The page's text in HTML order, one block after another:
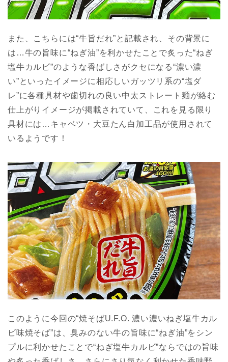
また、こちらには“牛旨だれ”と記載され、その背景に
は…牛の旨味に“ねぎ油”を利かせたことで炙った“ねぎ
塩牛カルビ”のような香ばしさがクセになる“濃い濃
い”といったイメージに相応しいガッツリ系の“塩ダ
レ”に各種具材や歯切れの良い中太ストレート麺が絡む
仕上がりイメージが掲載されていて、これを見る限り
具材には…キャベツ・大豆たん白加工品が使用されて
いるようです！
このように今回の“焼そばU.F.O. 濃い濃いねぎ塩牛カル
ビ味焼そば”は、臭みのない牛の旨味に“ねぎ油”をシン
プルに利かせたことで“ねぎ塩牛カルビ”ならではの旨味